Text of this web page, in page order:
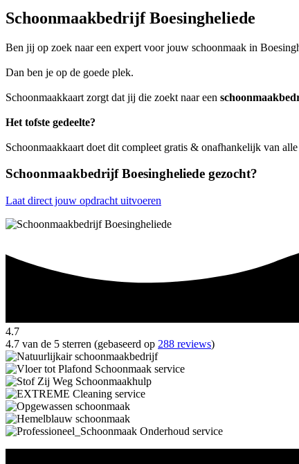
Schoonmaakbedrijf Boesingheliede
Ben jij op zoek naar een expert voor jouw schoonmaak in
Dan ben je op de goede plek.
Schoonmaakkaart zorgt dat jij die zoekt naar een
Het tofste gedeelte?
Schoonmaakkaart doet dit compleet gratis & onafhankelijk van
Schoonmaakbedrijf Boesingheliede gezocht?
Laat direct jouw opdracht uitvoeren
4.7
4.7 van de 5 sterren (gebaseerd op 288 reviews)